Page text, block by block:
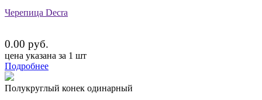
Черепица Decra
0.00 руб.
цена указана за 1 шт
Подробнее
Полукруглый конек одинарный